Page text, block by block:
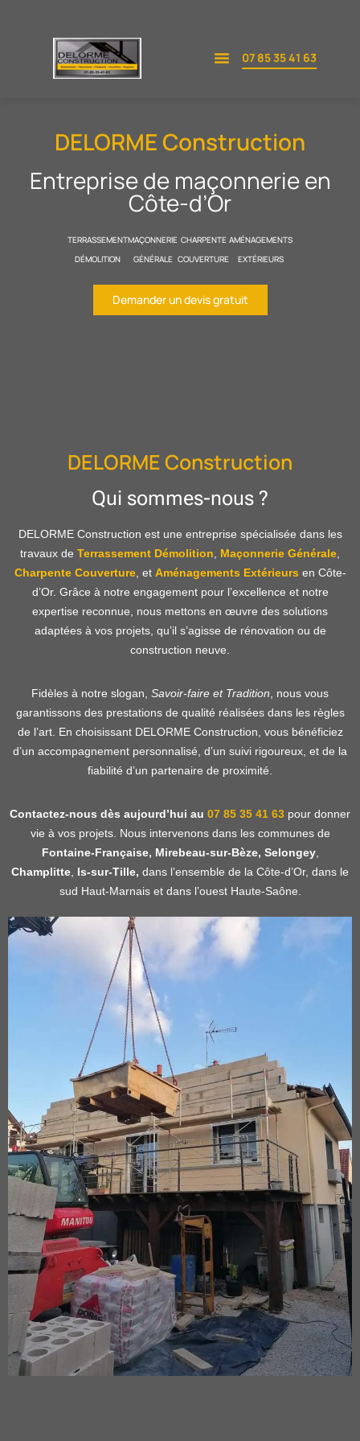
contenu
07 85 35 41 63
DELORME Construction
Entreprise de maçonnerie en
Côte-d’Or
TERRASSEMENT
DÉMOLITION
MAÇONNERIE
GÉNÉRALE
CHARPENTE
COUVERTURE
AMÉNAGEMENTS
EXTÉRIEURS
Demander un devis gratuit
DELORME Construction
Qui sommes-nous ?
DELORME Construction est une entreprise spécialisée dans les
travaux de Terrassement Démolition, Maçonnerie Générale,
Charpente Couverture, et Aménagements Extérieurs en Côte-
d’Or. Grâce à notre engagement pour l’excellence et notre
expertise reconnue, nous mettons en œuvre des solutions
adaptées à vos projets, qu’il s’agisse de rénovation ou de
construction neuve.
Fidèles à notre slogan, Savoir-faire et Tradition, nous vous
garantissons des prestations de qualité réalisées dans les règles
de l’art. En choisissant DELORME Construction, vous bénéficiez
d’un accompagnement personnalisé, d’un suivi rigoureux, et de la
fiabilité d’un partenaire de proximité.
Contactez-nous dès aujourd’hui au 07 85 35 41 63 pour donner
vie à vos projets. Nous intervenons dans les communes de
Fontaine-Française, Mirebeau-sur-Bèze, Selongey,
Champlitte, Is-sur-Tille, dans l’ensemble de la Côte-d’Or, dans le
sud Haut-Marnais et dans l’ouest Haute-Saône.